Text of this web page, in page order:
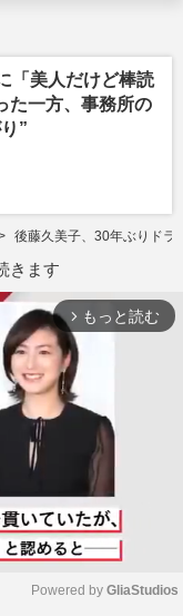
「美人だけど棒読
た一方、事務所の
”
後藤久美子、30年ぶりドラ
きます
arrow_forward_ios もっと読む
Powered by GliaStudios